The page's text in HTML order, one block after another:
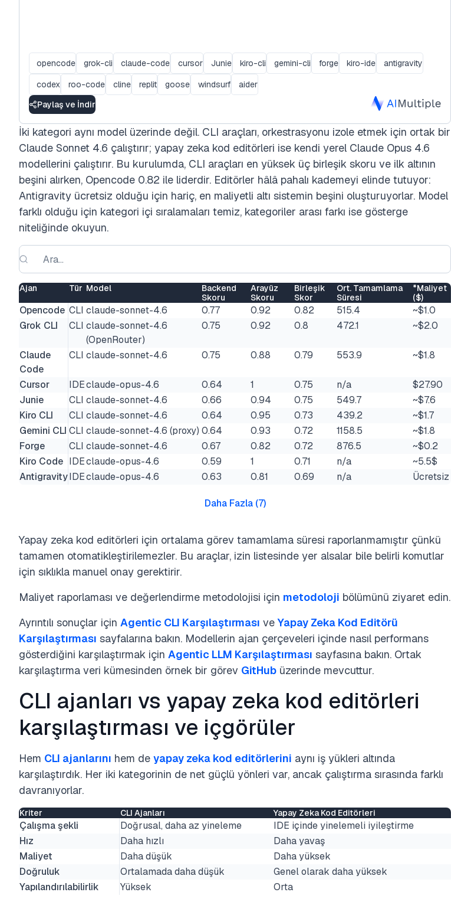
opencode grok-cli claude-code cursor Junie kiro-cli gemini-cli forge kiro-ide
antigravity
codex
roo-code cline replit goose windsurf
aider
Paylaş ve İndir
İki kategori aynı model üzerinde değil. CLI araçları, orkestrasyonu izole etmek için ortak bir
Claude Sonnet 4.6 çalıştırır; yapay zeka kod editörleri ise kendi yerel Claude Opus 4.6
modellerini çalıştırır. Bu kurulumda, CLI araçları en yüksek üç birleşik skoru ve ilk altının
beşini alırken, Opencode 0.82 ile liderdir. Editörler hâlâ pahalı kademeyi elinde tutuyor:
Antigravity ücretsiz olduğu için hariç, en maliyetli altı sistemin beşini oluşturuyorlar. Model
farklı olduğu için kategori içi sıralamaları temiz, kategoriler arası farkı ise gösterge
niteliğinde okuyun.
Ajan Tür Model
Backend
Skoru
Arayüz
Skoru
Birleşik
Skor
Ort. Tamamlama
Süresi
*Maliyet
($)
Opencode CLI claude-sonnet-4.6 0.77 0.92 0.82 515.4
~$1.0
Grok CLI
CLI claude-sonnet-4.6
(OpenRouter)
0.75 0.92 0.8 472.1 ~$2.0
Claude
Code
CLI claude-sonnet-4.6 0.75 0.88 0.79 553.9 ~$1.8
Cursor IDEclaude-opus-4.6 0.64 1 0.75 n/a
$27.90
Junie
CLI claude-sonnet-4.6 0.66 0.94 0.75 549.7
~$7.6
Kiro CLI
CLI claude-sonnet-4.6 0.64 0.95 0.73 439.2
~$1.7
Gemini CLI CLI claude-sonnet-4.6 (proxy) 0.64 0.93 0.72 1158.5
~$1.8
Forge
CLI claude-sonnet-4.6 0.67 0.82 0.72 876.5
~$0.2
Kiro Code IDEclaude-opus-4.6 0.59 1 0.71 n/a
~5.5$
AntigravityIDEclaude-opus-4.6 0.63 0.81 0.69 n/a Ücretsiz
Daha Fazla(7)
Yapay zeka kod editörleri için ortalama görev tamamlama süresi raporlanmamıştır çünkü
tamamen otomatikleştirilemezler. Bu araçlar, izin listesinde yer alsalar bile belirli komutlar
için sıklıkla manuel onay gerektirir.
Maliyet raporlaması ve değerlendirme metodolojisi için metodoloji bölümünü ziyaret edin.
Ayrıntılı sonuçlar için Agentic CLI Karşılaştırması veYapay Zeka Kod Editörü
Karşılaştırması sayfalarına bakın. Modellerin ajan çerçeveleri içinde nasıl performans
gösterdiğini karşılaştırmak için Agentic LLM Karşılaştırması sayfasına bakın. Ortak
karşılaştırma veri kümesinden örnek bir görev GitHub üzerinde mevcuttur.
CLI ajanları vs yapay zeka kod editörleri
karşılaştırması ve içgörüler
Hem CLI ajanlarını hem de yapay zeka kod editörlerini aynı iş yükleri altında
karşılaştırdık. Her iki kategorinin de net güçlü yönleri var, ancak çalıştırma sırasında farklı
davranıyorlar.
Kriter CLI Ajanları Yapay Zeka Kod Editörleri
Çalışma şekli Doğrusal, daha az yineleme
IDE içinde yinelemeli iyileştirme
Hız
Daha hızlı
Daha yavaş
Maliyet
Daha düşük
Daha yüksek
Doğruluk
Ortalamada daha düşük
Genel olarak daha yüksek
Yapılandırılabilirlik
Yüksek Orta